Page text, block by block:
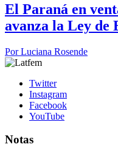
El Paraná en
avanza la Ley
PorLuciana Rosende
Twitter
Instagram
Facebook
YouTube
Notas